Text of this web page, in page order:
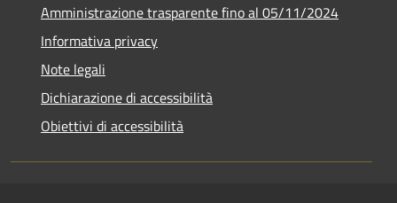
Amministrazione trasparente fino al 05/11/2024
Informativa privacy
Note legali
Dichiarazione di accessibilità
Obiettivi di accessibilità